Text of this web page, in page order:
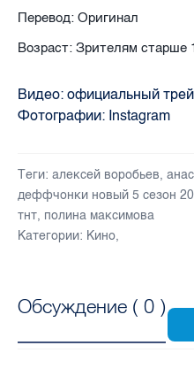
Перевод: Оригинал
Возраст: Зрителям старше
Видео: официальный
Фотографии: Instagram
Теги: алексей воробьев,
деффчонки новый 5 сезон
тнт, полина максимова
Категории: Кино,
Обсуждение ( 0 )